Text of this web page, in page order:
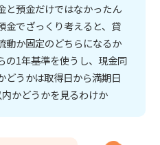
と預金だけではなかったん
金でざっくり考えると、貸
動か固定のどちらになるか
の1年基準を使うし、現金同
どうかは取得日から満期日
かどうかを見るわけか